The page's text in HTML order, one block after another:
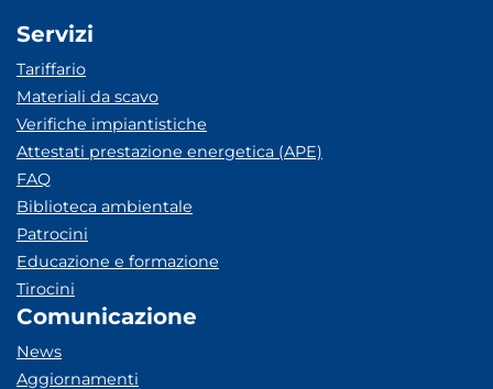
Servizi
Tariffario
Materiali da scavo
Verifiche impiantistiche
Attestati prestazione energetica (APE)
FAQ
Biblioteca ambientale
Patrocini
Educazione e formazione
Tirocini
Comunicazione
News
Aggiornamenti